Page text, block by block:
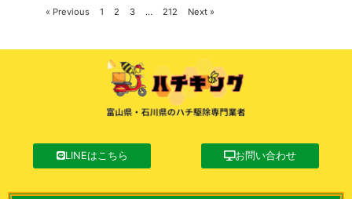
« Previous 1 2 3 … 212 Next »
LINEはこちら お問い合わせ